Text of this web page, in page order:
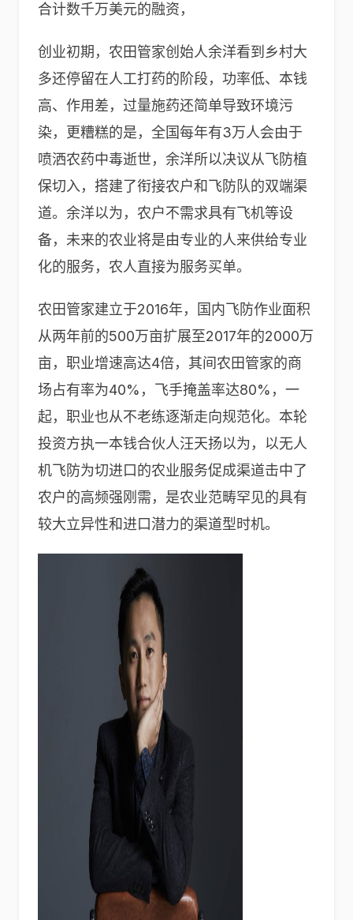
合计数千万美元的融资，
创业初期，农田管家创始人余洋看到乡村大
多还停留在人工打药的阶段，功率低、本钱
高、作用差，过量施药还简单导致环境污
染，更糟糕的是，全国每年有3万人会由于
喷洒农药中毒逝世，余洋所以决议从飞防植
保切入，搭建了衔接农户和飞防队的双端渠
道。余洋以为，农户不需求具有飞机等设
备，未来的农业将是由专业的人来供给专业
化的服务，农人直接为服务买单。
农田管家建立于2016年，国内飞防作业面积
从两年前的500万亩扩展至2017年的2000万
亩，职业增速高达4倍，其间农田管家的商
场占有率为40%，飞手掩盖率达80%，一
起，职业也从不老练逐渐走向规范化。本轮
投资方执一本钱合伙人汪天扬以为，以无人
机飞防为切进口的农业服务促成渠道击中了
农户的高频强刚需，是农业范畴罕见的具有
较大立异性和进口潜力的渠道型时机。